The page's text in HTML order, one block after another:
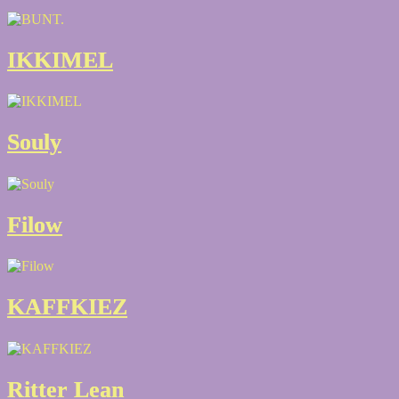
IKKIMEL
IKKIMEL
Souly
Souly
Filow
Filow
KAFFKIEZ
KAFFKIEZ
Ritter Lean
Ritter Lean